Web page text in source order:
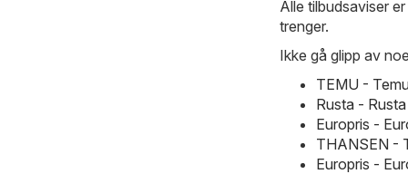
Alle tilbudsaviser
trenger.
Ikke gå glipp av
TEMU -
Rusta -
Europris -
THANSEN -
Europris -